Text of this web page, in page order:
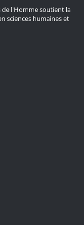
de l'Homme soutient la
sciences humaines et